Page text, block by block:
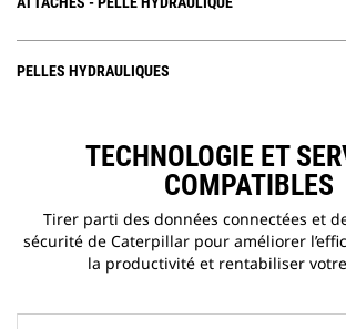
PELLES HYDRAULIQUES
TECHNOLOGIE ET
COMPATIBLES
Tirer parti des données connectées et
sécurité de Caterpillar pour améliorer
la productivité et rentabiliser